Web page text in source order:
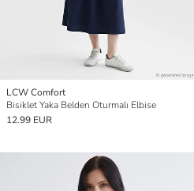
LCW Comfort
Bisiklet Yaka Belden Oturmalı Elbise
12.99 EUR